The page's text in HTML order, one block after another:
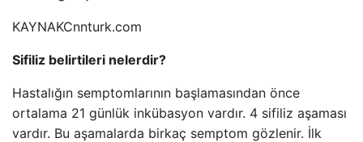
KAYNAKCnnturk.com
Sifiliz belirtileri nelerdir?
Hastalığın semptomlarının başlamasından önce
ortalama 21 günlük inkübasyon vardır. 4 sifiliz aşaması
vardır. Bu aşamalarda birkaç semptom gözlenir. İlk